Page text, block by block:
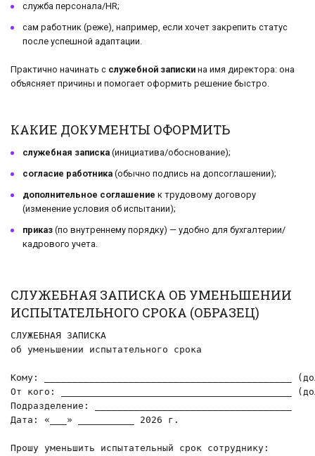
служба персонала/HR;
сам работник (реже), например, если хочет закрепить статус
после успешной адаптации.
Практично начинать с служебной записки на имя директора: она
объясняет причины и помогает оформить решение быстро.
КАКИЕ ДОКУМЕНТЫ ОФОРМИТЬ
служебная записка (инициатива/обоснование);
согласие работника (обычно подпись на допсоглашении);
дополнительное соглашение к трудовому договору
(изменение условия об испытании);
приказ (по внутреннему порядку) — удобно для бухгалтерии/
кадрового учета.
СЛУЖЕБНАЯ ЗАПИСКА ОБ УМЕНЬШЕНИИ
ИСПЫТАТЕЛЬНОГО СРОКА (ОБРАЗЕЦ)
СЛУЖЕБНАЯ ЗАПИСКА
об уменьшении испытательного срока
Кому: ____________________________________________
От кого: _________________________________________
Подразделение: ___________________________________
Дата: «___» __________ 2026 г.
Прошу уменьшить испытательный срок сотруднику: